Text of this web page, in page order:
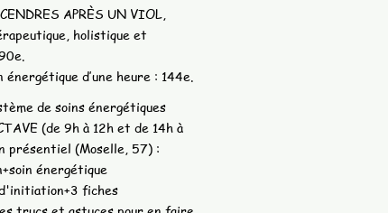
APRÈS UN VIOL,
holistique et
énergétique d’une heure : 144e.
de soins énergétiques
(de 9h à 12h et de 14h à
présentiel (Moselle, 57) :
énergétique
fiches